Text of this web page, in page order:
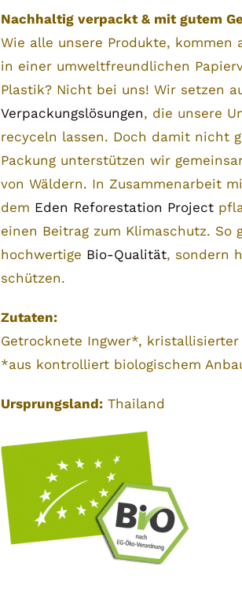
Nachhaltig verpackt & mit gutem
Wie alle unsere Produkte, kommen
in einer umweltfreundlichen
Plastik? Nicht bei uns! Wir setzen
Verpackungslösungen, die unsere
recyceln lassen. Doch damit nicht
Packung unterstützen wir
von Wäldern. In Zusammenarbeit
dem Eden Reforestation Project
einen Beitrag zum Klimaschutz. So
hochwertige Bio-Qualität, sondern
schützen.
Zutaten:
Getrocknete Ingwer*,
*aus kontrolliert biologischem
Ursprungsland:Thailand